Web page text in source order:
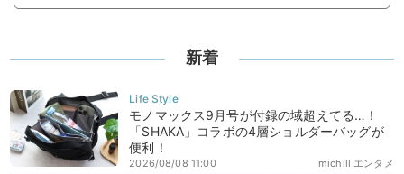
新着
モノマックス9月号が付録の域超えてる…！
「SHAKA」コラボの4層ショルダーバッグが
便利！
michill エンタメ
2026/08/08 11:00